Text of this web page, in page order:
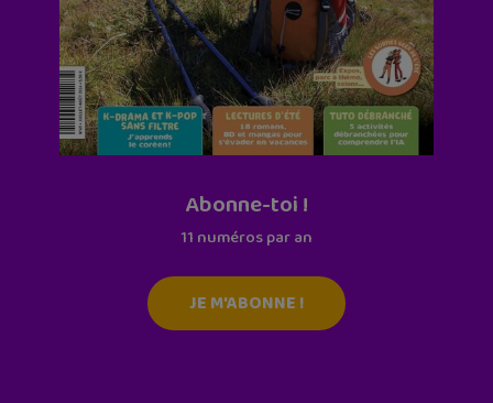
Abonne-toi !
11 numéros par an
JE M'ABONNE !